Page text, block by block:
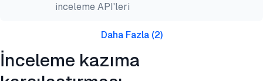
inceleme API'leri
Daha Fazla(2)
İnceleme kazıma